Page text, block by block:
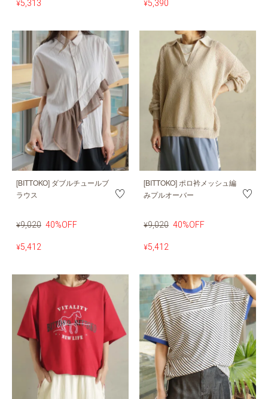
¥5,313 ¥5,390
[BITTOKO] ダブルチュールブ
ラウス
¥9,020 40%OFF
¥5,412
[BITTOKO] ポロ衿メッシュ編
みプルオーバー
¥9,020 40%OFF
¥5,412